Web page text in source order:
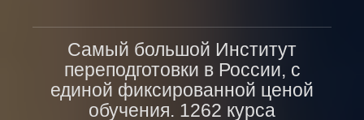
Самый большой Институт
переподготовки в России, с
единой фиксированной ценой
обучения. 1262 курса